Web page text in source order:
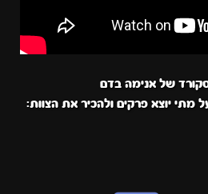
של אנימה בדם
מתי יוצא פרקים ולהכיר את הצוות: